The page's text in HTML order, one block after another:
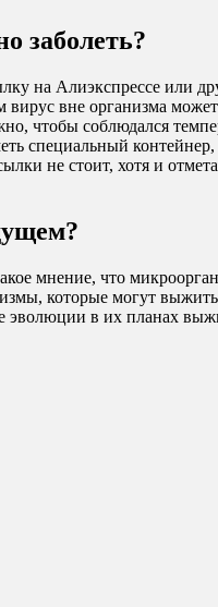
заболеть?
на Алиэкспрессе или
вне организма
чтобы соблюдался
специальный
не стоит, хотя и
мнение, что
которые могут
эволюции в их планах